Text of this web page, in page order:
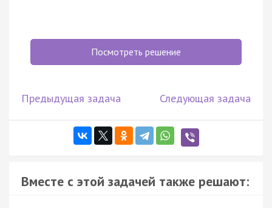
Посмотреть решение
Предыдущая задача Следующая задача
Вместе с этой задачей также решают: